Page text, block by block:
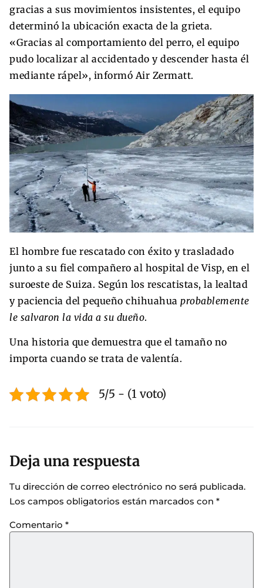
gracias a sus movimientos insistentes, el equipo
determinó la ubicación exacta de la grieta.
«Gracias al comportamiento del perro, el equipo
pudo localizar al accidentado y descender hasta él
mediante rápel», informó Air Zermatt.
El hombre fue rescatado con éxito y trasladado
junto a su fiel compañero al hospital de Visp, en el
suroeste de Suiza. Según los rescatistas, la lealtad
y paciencia del pequeño chihuahua probablemente
le salvaron la vida a su dueño.
Una historia que demuestra que el tamaño no
importa cuando se trata de valentía.
5/5 - (1 voto)
Deja una respuesta
Tu dirección de correo electrónico no será publicada.
Los campos obligatorios están marcados con *
Comentario *